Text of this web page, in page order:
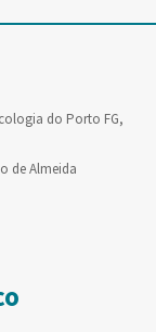
do Porto FG,
de Almeida